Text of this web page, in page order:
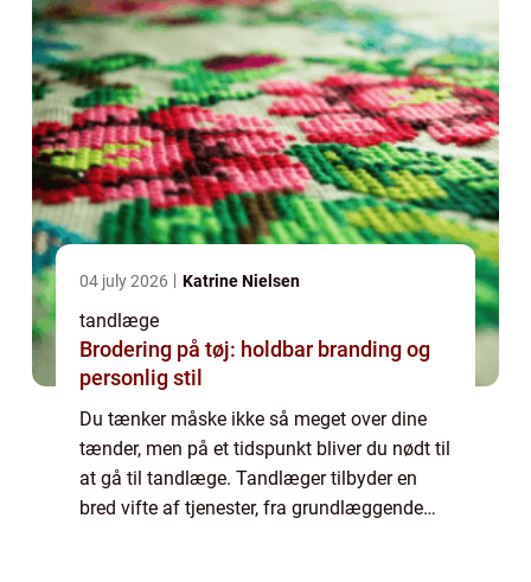
04 july 2026 Katrine Nielsen
tandlæge
Brodering på tøj: holdbar branding og
personlig stil
Du tænker måske ikke så meget over dine
tænder, men på et tidspunkt bliver du nødt til
at gå til tandlæge. Tandlæger tilbyder en
bred vifte af tjenester, fra grundlæggende